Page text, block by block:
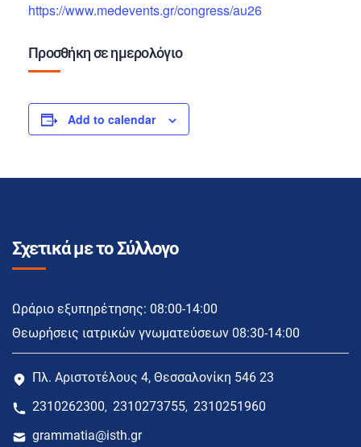
https://www.medevents.gr/congress/au26
Προσθήκη σε ημερολόγιο
Add to calendar
Σχετικά με το Σύλλογο
Ωράριο εξυπηρέτησης: 08:00-14:00
Θεωρήσεις ιατρικών γνωματεύσεων 08:30-14:00
Πλ. Αριστοτέλους 4, Θεσσαλονίκη 546 23
2310262300, 2310273755, 2310251960
grammatia@isth.gr